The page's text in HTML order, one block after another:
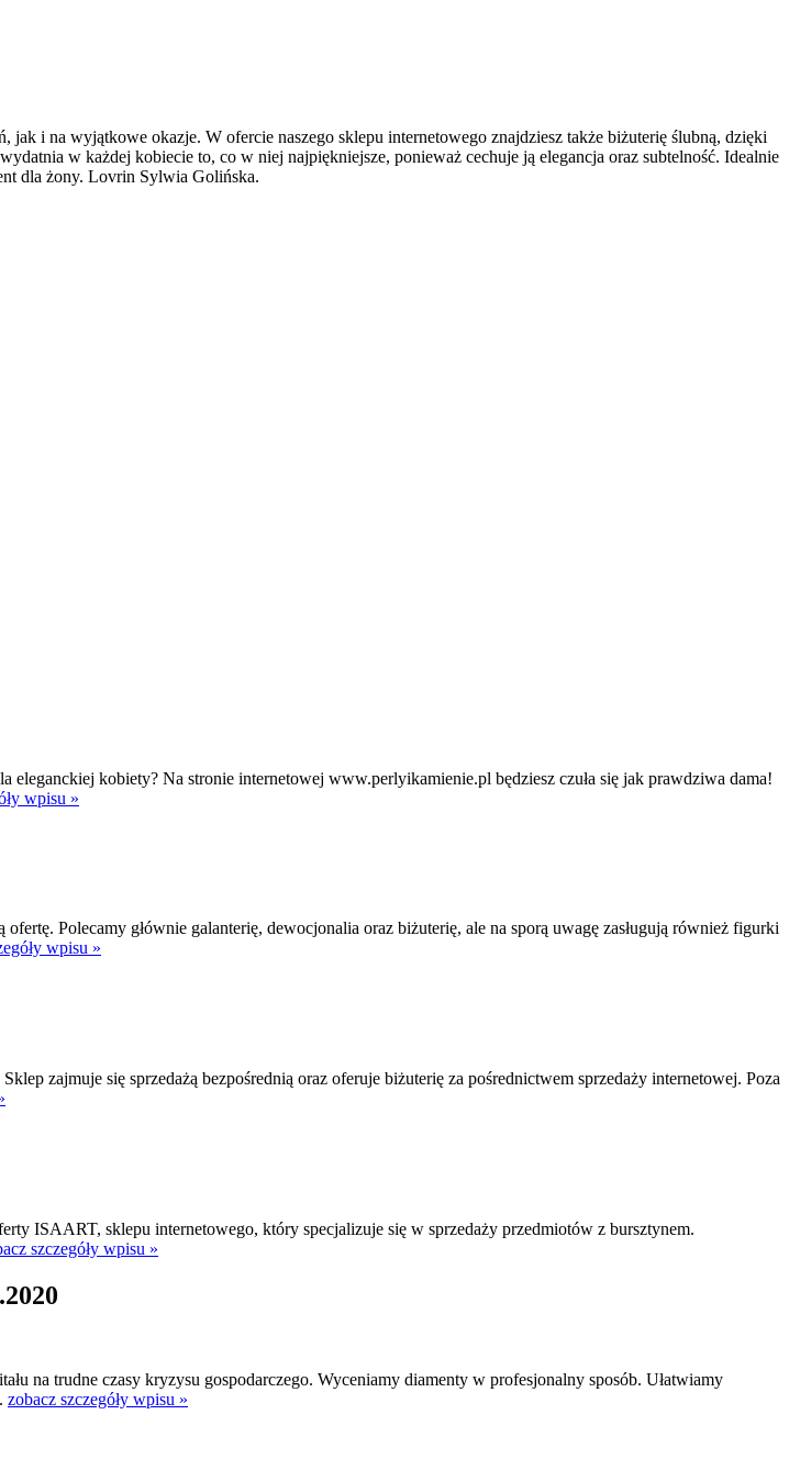
i na wyjątkowe okazje. W ofercie naszego sklepu internetowego znajdziesz także biżuterię ślubną, dzięki
w każdej kobiecie to, co w niej najpiękniejsze, ponieważ cechuje ją elegancja oraz subtelność. Idealnie
dla żony. Lovrin Sylwia Golińska.
kobiety? Na stronie internetowej www.perlyikamienie.pl będziesz czuła się jak prawdziwa dama!
wpisu »
Polecamy głównie galanterię, dewocjonalia oraz biżuterię, ale na sporą uwagę zasługują również figurki
wpisu »
zajmuje się sprzedażą bezpośrednią oraz oferuje biżuterię za pośrednictwem sprzedaży internetowej. Poza
ISAART, sklepu internetowego, który specjalizuje się w sprzedaży przedmiotów z bursztynem.
szczegóły wpisu »
na trudne czasy kryzysu gospodarczego. Wyceniamy diamenty w profesjonalny sposób. Ułatwiamy
zobacz szczegóły wpisu »